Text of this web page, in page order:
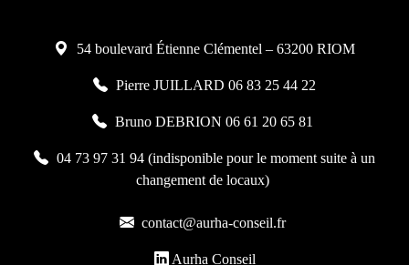
54 boulevard Étienne Clémentel – 63200 RIOM
Pierre JUILLARD 06 83 25 44 22
Bruno DEBRION 06 61 20 65 81
04 73 97 31 94 (indisponible pour le moment suite à un
changement de locaux)
contact@aurha-conseil.fr
Aurha Conseil